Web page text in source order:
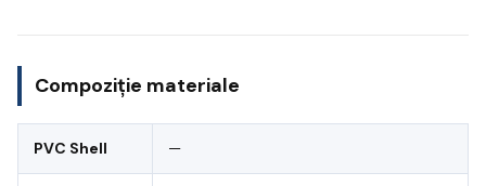
Compoziție materiale
PVC Shell —